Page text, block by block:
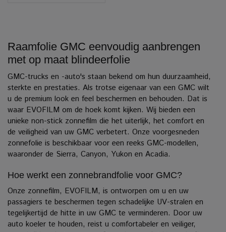
Raamfolie GMC eenvoudig aanbrengen
met op maat blindeerfolie
GMC-trucks en -auto's staan bekend om hun duurzaamheid,
sterkte en prestaties. Als trotse eigenaar van een GMC wilt
u de premium look en feel beschermen en behouden. Dat is
waar EVOFILM om de hoek komt kijken. Wij bieden een
unieke non-stick zonnefilm die het uiterlijk, het comfort en
de veiligheid van uw GMC verbetert. Onze voorgesneden
zonnefolie is beschikbaar voor een reeks GMC-modellen,
waaronder de Sierra, Canyon, Yukon en Acadia.
Hoe werkt een zonnebrandfolie voor GMC?
Onze zonnefilm, EVOFILM, is ontworpen om u en uw
passagiers te beschermen tegen schadelijke UV-stralen en
tegelijkertijd de hitte in uw GMC te verminderen. Door uw
auto koeler te houden, reist u comfortabeler en veiliger,